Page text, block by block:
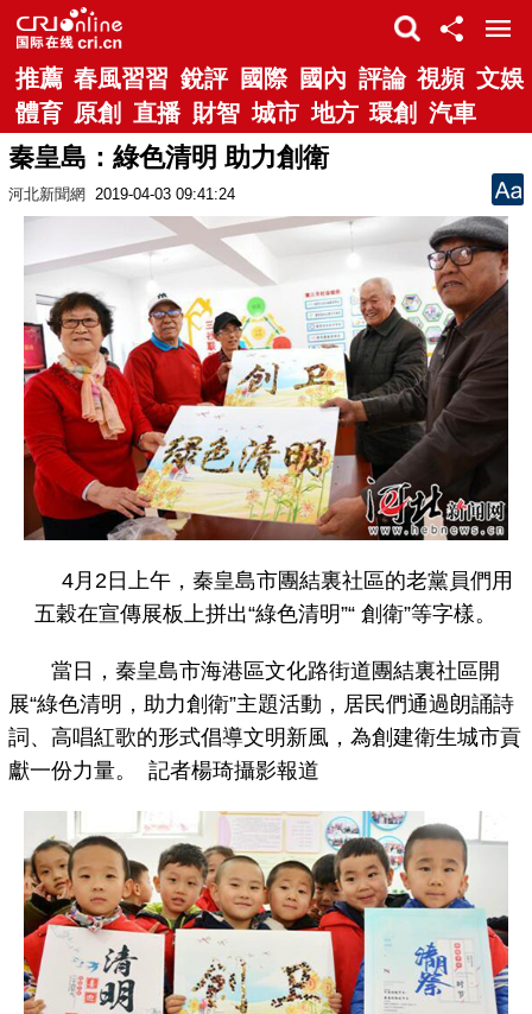
推薦 春風習習 銳評 國際 國內 評論 視頻 文娛
體育 原創 直播 財智 城市 地方 環創 汽車
秦皇島：綠色清明 助力創衛
河北新聞網 2019-04-03 09:41:24
4月2日上午，秦皇島市團結裏社區的老黨員們用
五穀在宣傳展板上拼出“綠色清明”“ 創衛”等字樣。
當日，秦皇島市海港區文化路街道團結裏社區開
展“綠色清明，助力創衛”主題活動，居民們通過朗誦詩
詞、高唱紅歌的形式倡導文明新風，為創建衛生城市貢
獻一份力量。 記者楊琦攝影報道